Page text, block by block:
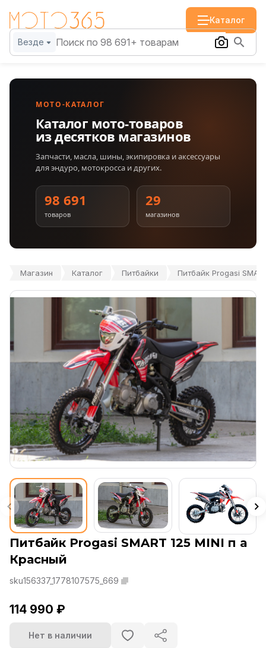
Каталог
Везде
МОТО-КАТАЛОГ
Каталог мото-товаров
из десятков магазинов
Запчасти, масла, шины, экипировка и аксессуары
для эндуро, мотокросса и других.
98 691
товаров
29
магазинов
Магазин Каталог Питбайки Питбайк Progasi
Питбайк Progasi SMART 125 MINI п а
Красный
sku156337_1778107575_669
114 990 ₽
Нет в наличии